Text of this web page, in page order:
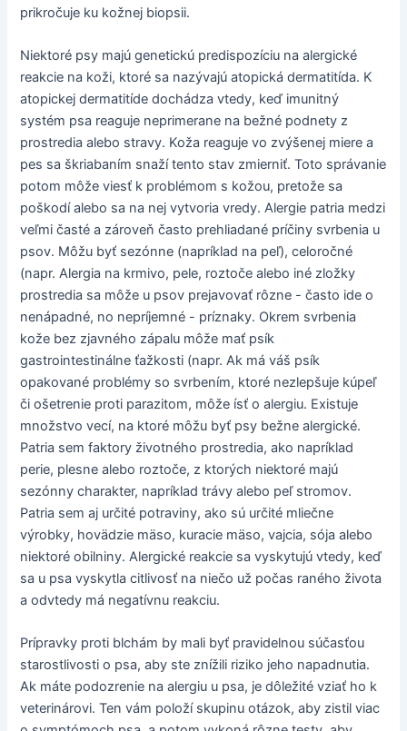
prikročuje ku kožnej biopsii.
Niektoré psy majú genetickú predispozíciu na alergické
reakcie na koži, ktoré sa nazývajú atopická dermatitída. K
atopickej dermatitíde dochádza vtedy, keď imunitný
systém psa reaguje neprimerane na bežné podnety z
prostredia alebo stravy. Koža reaguje vo zvýšenej miere a
pes sa škriabaním snaží tento stav zmierniť. Toto správanie
potom môže viesť k problémom s kožou, pretože sa
poškodí alebo sa na nej vytvoria vredy. Alergie patria medzi
veľmi časté a zároveň často prehliadané príčiny svrbenia u
psov. Môžu byť sezónne (napríklad na peľ), celoročné
(napr. Alergia na krmivo, pele, roztoče alebo iné zložky
prostredia sa môže u psov prejavovať rôzne - často ide o
nenápadné, no nepríjemné - príznaky. Okrem svrbenia
kože bez zjavného zápalu môže mať psík
gastrointestinálne ťažkosti (napr. Ak má váš psík
opakované problémy so svrbením, ktoré nezlepšuje kúpeľ
či ošetrenie proti parazitom, môže ísť o alergiu. Existuje
množstvo vecí, na ktoré môžu byť psy bežne alergické.
Patria sem faktory životného prostredia, ako napríklad
perie, plesne alebo roztoče, z ktorých niektoré majú
sezónny charakter, napríklad trávy alebo peľ stromov.
Patria sem aj určité potraviny, ako sú určité mliečne
výrobky, hovädzie mäso, kuracie mäso, vajcia, sója alebo
niektoré obilniny. Alergické reakcie sa vyskytujú vtedy, keď
sa u psa vyskytla citlivosť na niečo už počas raného života
a odvtedy má negatívnu reakciu.
Prípravky proti blchám by mali byť pravidelnou súčasťou
starostlivosti o psa, aby ste znížili riziko jeho napadnutia.
Ak máte podozrenie na alergiu u psa, je dôležité vziať ho k
veterinárovi. Ten vám položí skupinu otázok, aby zistil viac